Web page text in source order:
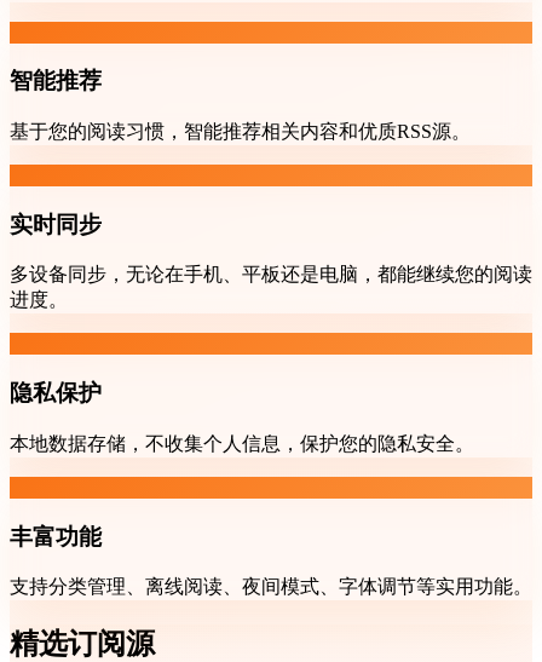
智能推荐
基于您的阅读习惯，智能推荐相关内容和优质RSS源。
实时同步
多设备同步，无论在手机、平板还是电脑，都能继续您的阅读
进度。
隐私保护
本地数据存储，不收集个人信息，保护您的隐私安全。
丰富功能
支持分类管理、离线阅读、夜间模式、字体调节等实用功能。
精选订阅源